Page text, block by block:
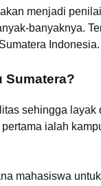
menjadi
banyaknya.
Indonesia.
Sumatera?
sehingga
ialah
mahasiswa